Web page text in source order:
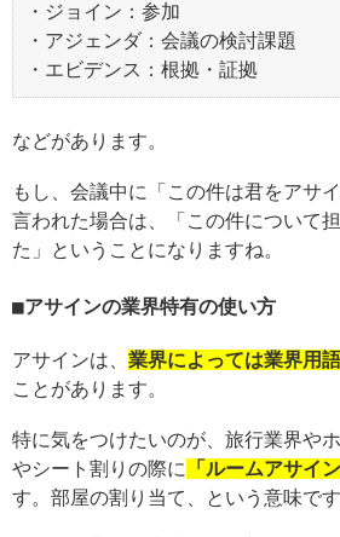
・ジョイン：参加
・アジェンダ：会議の検討課題
・エビデンス：根拠・証拠
などがあります。
もし、会議中に「この件は君をアサ
言われた場合は、「この件について
た」ということになりますね。
アサインの業界特有の使い方
アサインは、 業界によっては業界用
ことがあります。
特に気をつけたいのが、旅行業界や
やシート割りの際に
「ルームアサイン
す。部屋の割り当て、という意味です